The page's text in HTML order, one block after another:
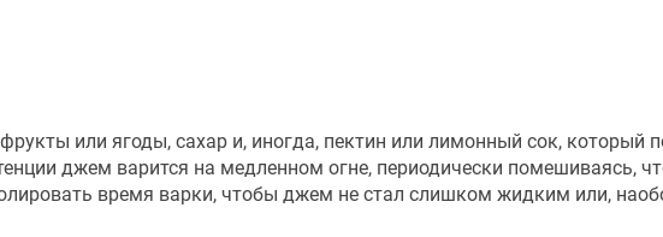
или ягоды, сахар и, иногда, пектин или лимонный сок, который
джем варится на медленном огне, периодически помешиваясь,
время варки, чтобы джем не стал слишком жидким или,